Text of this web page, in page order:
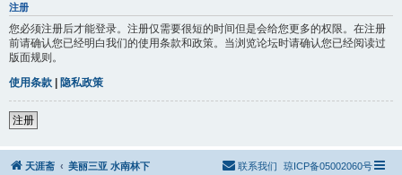
注册
您必须注册后才能登录。注册仅需要很短的时间但是会给您更多的权限。在注册
前请确认您已经明白我们的使用条款和政策。当浏览论坛时请确认您已经阅读过
版面规则。
使用条款 | 隐私政策
注册
天涯斋 美丽三亚 水南林下 琼ICP备05002060号
联系我们